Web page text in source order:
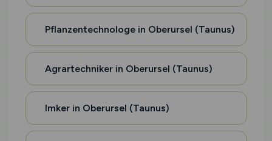
Pflanzentechnologe in Oberursel (Taunus)
Agrartechniker in Oberursel (Taunus)
Imker in Oberursel (Taunus)